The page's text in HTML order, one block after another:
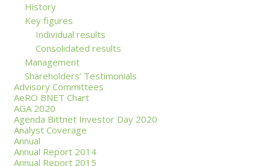
History
Key figures
Individual results
Consolidated results
Management
Shareholders’ Testimonials
Advisory Committees
AeRO BNET Chart
AGA 2020
Agenda Bittnet Investor Day 2020
Analyst Coverage
Annual
Annual Report 2014
Annual Report 2015